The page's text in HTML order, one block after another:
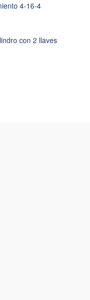
4-16-4
con 2 llaves